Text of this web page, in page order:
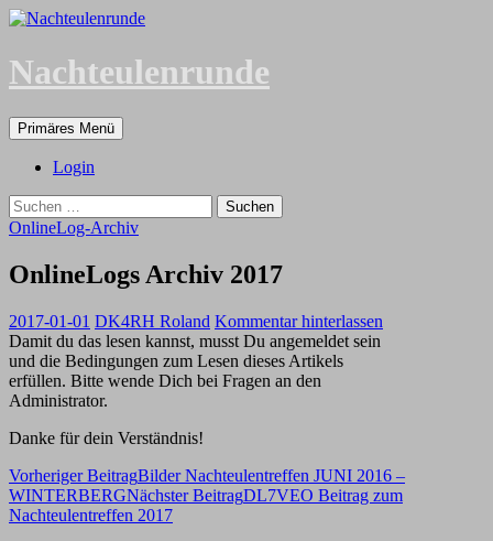
Zum
springen
Nachteulenrunde
Suchen
Primäres Menü
Login
Suchen
nach:
OnlineLog-Archiv
OnlineLogs Archiv 2017
2017-01-01 DK4RH Roland Kommentar hinterlassen
Damit du das lesen kannst, musst Du angemeldet sein
und die Bedingungen zum Lesen dieses Artikels
erfüllen. Bitte wende Dich bei Fragen an den
Administrator.
Danke für dein Verständnis!
Beitragsnavigation
Vorheriger BeitragBilder Nachteulentreffen JUNI 2016 –
WINTERBERGNächster BeitragDL7VEO Beitrag zum
Nachteulentreffen 2017